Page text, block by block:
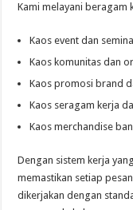
Kami melayani beragam
Kaos event dan
Kaos komunitas dan
Kaos promosi brand
Kaos seragam kerja
Kaos merchandise
Dengan sistem kerja
memastikan setiap
dikerjakan dengan